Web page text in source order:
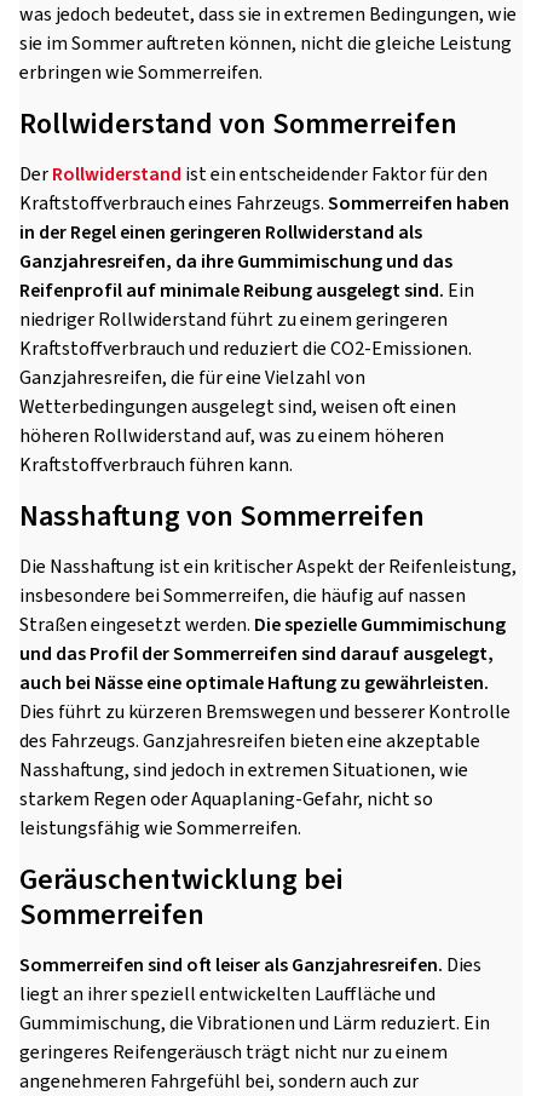
was jedoch bedeutet, dass sie in extremen Bedingungen, wie
sie im Sommer auftreten können, nicht die gleiche Leistung
erbringen wie Sommerreifen.
Rollwiderstand von Sommerreifen
DerRollwiderstand ist ein entscheidender Faktor für den
Kraftstoffverbrauch eines Fahrzeugs.Sommerreifen haben
in der Regel einen geringeren Rollwiderstand als
Ganzjahresreifen, da ihre Gummimischung und das
Reifenprofil auf minimale Reibung ausgelegt sind. Ein
niedriger Rollwiderstand führt zu einem geringeren
Kraftstoffverbrauch und reduziert die CO2-Emissionen.
Ganzjahresreifen, die für eine Vielzahl von
Wetterbedingungen ausgelegt sind, weisen oft einen
höheren Rollwiderstand auf, was zu einem höheren
Kraftstoffverbrauch führen kann.
Nasshaftung von Sommerreifen
Die Nasshaftung ist ein kritischer Aspekt der Reifenleistung,
insbesondere bei Sommerreifen, die häufig auf nassen
Straßen eingesetzt werden. Die spezielle Gummimischung
und das Profil der Sommerreifen sind darauf ausgelegt,
auch bei Nässe eine optimale Haftung zu gewährleisten.
Dies führt zu kürzeren Bremswegen und besserer Kontrolle
des Fahrzeugs. Ganzjahresreifen bieten eine akzeptable
Nasshaftung, sind jedoch in extremen Situationen, wie
starkem Regen oder Aquaplaning-Gefahr, nicht so
leistungsfähig wie Sommerreifen.
Geräuschentwicklung bei
Sommerreifen
Sommerreifen sind oft leiser als Ganzjahresreifen. Dies
liegt an ihrer speziell entwickelten Lauffläche und
Gummimischung, die Vibrationen und Lärm reduziert. Ein
geringeres Reifengeräusch trägt nicht nur zu einem
angenehmeren Fahrgefühl bei, sondern auch zur